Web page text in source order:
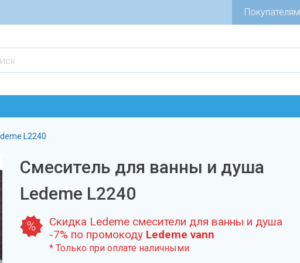
Покупателям
L2240
Смеситель для ванны и душа
Ledeme L2240
Скидка Ledeme смесители для ванны и душа
-7% по промокоду Ledeme vann
* Только при оплате наличными